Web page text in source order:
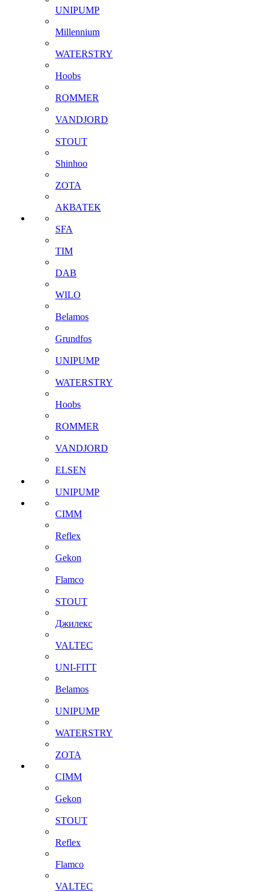
UNIPUMP
Millennium
WATERSTRY
Hoobs
ROMMER
VANDJORD
STOUT
Shinhoo
ZOTA
АКВАТЕК
SFA
TIM
DAB
WILO
Belamos
Grundfos
UNIPUMP
WATERSTRY
Hoobs
ROMMER
VANDJORD
ELSEN
UNIPUMP
CIMM
Reflex
Gekon
Flamco
STOUT
Джилекс
VALTEC
UNI-FITT
Belamos
UNIPUMP
WATERSTRY
ZOTA
CIMM
Gekon
STOUT
Reflex
Flamco
VALTEC